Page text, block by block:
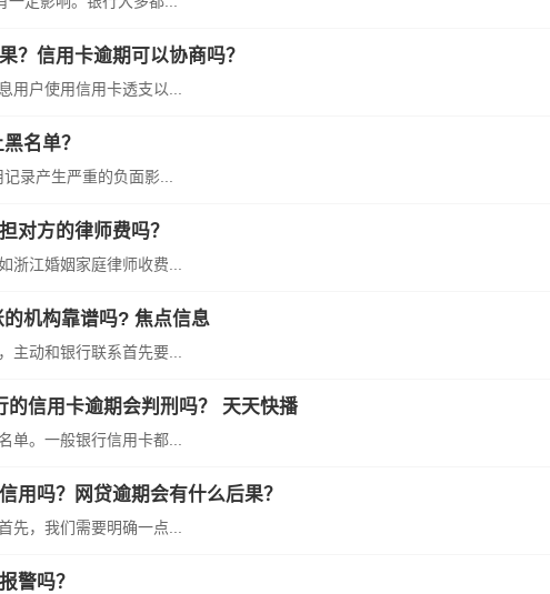
？信用卡逾期可以协商吗？
用户使用信用卡透支以...
名单？
录产生严重的负面影...
对方的律师费吗？
浙江婚姻家庭律师收费...
机构靠谱吗? 焦点信息
主动和银行联系首先要...
信用卡逾期会判刑吗？ 天天快播
单。一般银行信用卡都...
用吗？网贷逾期会有什么后果？
先，我们需要明确一点...
警吗？